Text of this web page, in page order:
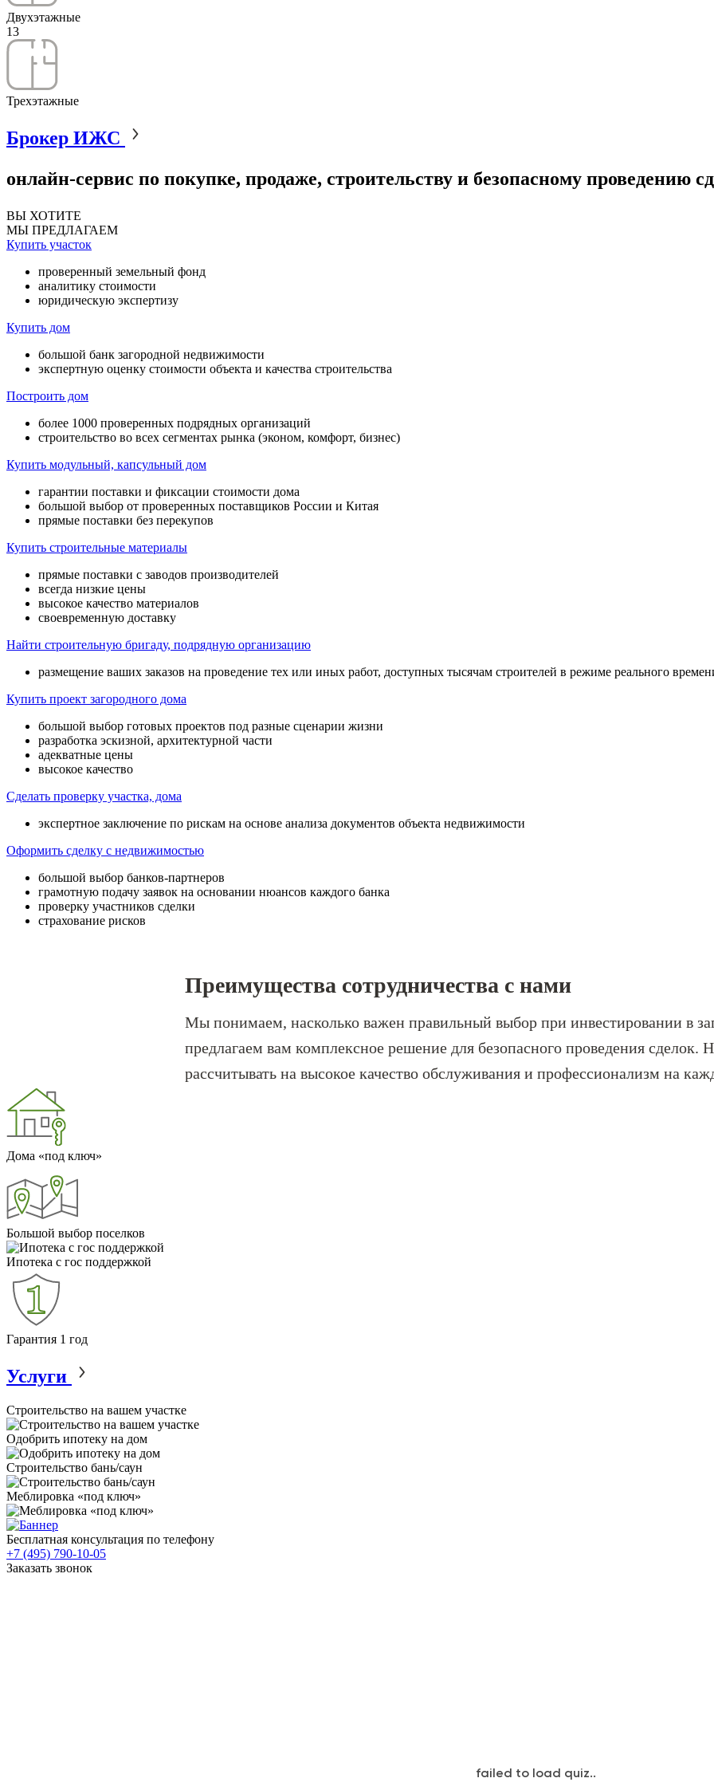
Двухэтажные
13
Трехэтажные
Брокер ИЖС
онлайн-сервис по покупке, продаже, строительству и безопасному проведению
ВЫ ХОТИТЕ
МЫ ПРЕДЛАГАЕМ
Купить участок
проверенный земельный фонд
аналитику стоимости
юридическую экспертизу
Купить дом
большой банк загородной недвижимости
экспертную оценку стоимости объекта и качества строительства
Построить дом
более 1000 проверенных подрядных организаций
строительство во всех сегментах рынка (эконом, комфорт, бизнес)
Купить модульный, капсульный дом
гарантии поставки и фиксации стоимости дома
большой выбор от проверенных поставщиков России и Китая
прямые поставки без перекупов
Купить строительные материалы
прямые поставки с заводов производителей
всегда низкие цены
высокое качество материалов
своевременную доставку
Найти строительную бригаду, подрядную организацию
размещение ваших заказов на проведение тех или иных работ, доступных тысячам строителей в режиме реального
Купить проект загородного дома
большой выбор готовых проектов под разные сценарии жизни
разработка эскизной, архитектурной части
адекватные цены
высокое качество
Сделать проверку участка, дома
экспертное заключение по рискам на основе анализа документов объекта недвижимости
Оформить сделку с недвижимостью
большой выбор банков-партнеров
грамотную подачу заявок на основании нюансов каждого банка
проверку участников сделки
страхование рисков
Преимущества сотрудничества с нами
Мы понимаем, насколько важен правильный выбор при инвестировании в
предлагаем вам комплексное решение для безопасного проведения сделок.
рассчитывать на высокое качество обслуживания и профессионализм на
Дома «под ключ»
Большой выбор поселков
Ипотека с гос поддержкой
Гарантия 1 год
Услуги
Строительство на вашем участке
Одобрить ипотеку на дом
Строительство бань/саун
Меблировка «под ключ»
Бесплатная консультация по телефону
+7 (495) 790-10-05
Заказать звонок